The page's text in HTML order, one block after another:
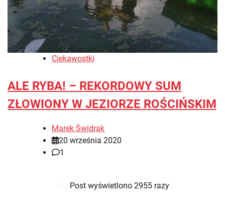
Ciekawostki
ALE RYBA! – REKORDOWY SUM
ZŁOWIONY W JEZIORZE ROŚCIŃSKIM
Marek Świdrak
20 września 2020
1
Post wyświetlono 2955 razy